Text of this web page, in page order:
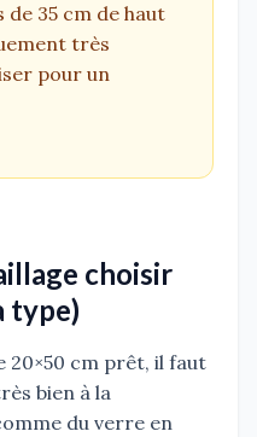
35 cm de haut
très
pour un
choisir
type)
20×50 cm prêt, il faut
bien à la
du verre en